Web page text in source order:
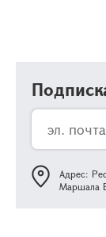
Адрес:
Маршала